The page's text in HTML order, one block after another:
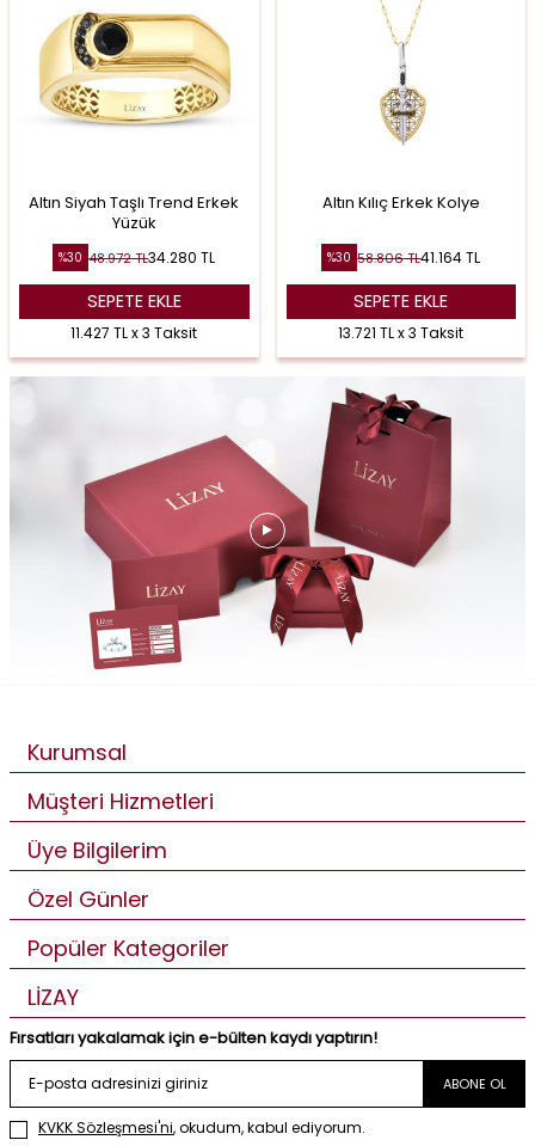
Altın Siyah Taşlı Trend Erkek
Yüzük
%30 48.972TL34.280 TL
SEPETE EKLE
11.427 TL x 3 Taksit
Altın Kılıç Erkek Kolye
%30 58.806TL41.164TL
SEPETE EKLE
13.721 TL x 3 Taksit
Kurumsal
Müşteri Hizmetleri
Üye Bilgilerim
Özel Günler
Popüler Kategoriler
LİZAY
Fırsatları yakalamak için e-bülten kaydı yaptırın!
ABONE OL
KVKK Sözleşmesi'ni, okudum, kabul ediyorum.